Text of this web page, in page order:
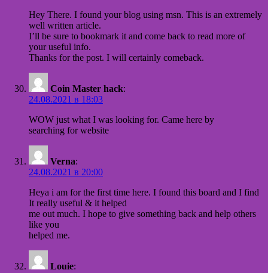
Hey There. I found your blog using msn. This is an extremely
well written article.
I’ll be sure to bookmark it and come back to read more of
your useful info.
Thanks for the post. I will certainly comeback.
Coin Master hack:
24.08.2021 в 18:03
WOW just what I was looking for. Came here by
searching for website
Verna:
24.08.2021 в 20:00
Heya i am for the first time here. I found this board and I find
It really useful & it helped
me out much. I hope to give something back and help others
like you
helped me.
Louie: